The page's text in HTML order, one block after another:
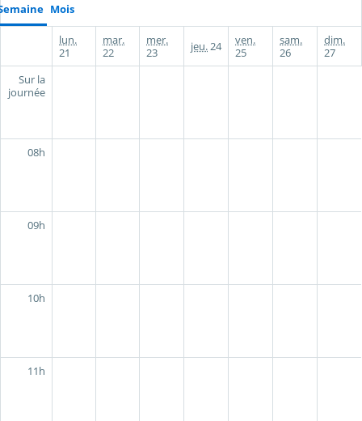
Mois
lun.
21
mar.
22
mer.
23
jeu.24
ven.
25
sam.
26
dim.
27
Sur la
journée
08h
09h
10h
11h